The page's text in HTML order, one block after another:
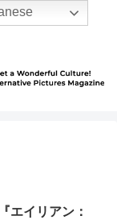
エイリアン：